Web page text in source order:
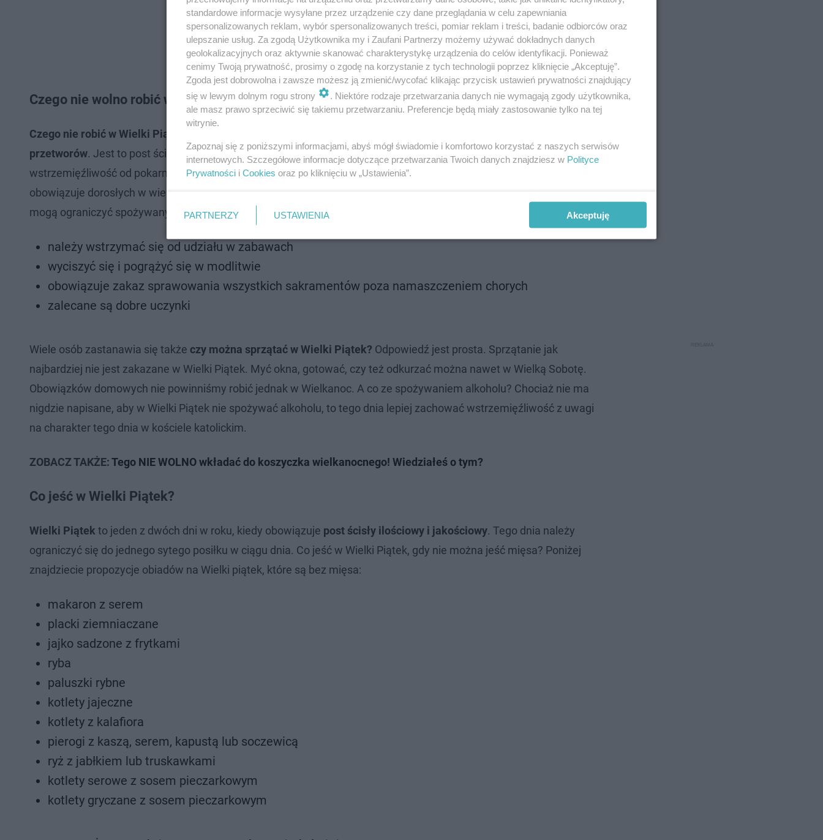
Czego nie wolno robić w Wielki Piątek?
Czego nie robić w Wielki Piątek?
przetworów. Jest to post ścisły jak i jakościowy, który dotyczy wszystkich wierzących osób. Tego dnia
wstrzemięźliwość od pokarmów mięsnych dotyczy wierzących, którzy ukończyli 14 lat, natomiast post ścisły
obowiązuje dorosłych w wieku 18-60 lat. Z postu zwolnione są jedynie osoby, które ze względów zdrowotnych nie
mogą ograniczyć spożywanych posiłków. Zgodnie z nauką kościoła katolickiego, W Wielki Piątek:
należy wstrzymać się od udziału w zabawach
wyciszyć się i pogrążyć się w modlitwie
obowiązuje zakaz sprawowania wszystkich sakramentów poza namaszczeniem chorych
zalecane są dobre uczynki
Wiele osób zastanawia się także czy można sprzątać w Wielki Piątek? Odpowiedź jest prosta. Sprzątanie jak
najbardziej nie jest zakazane w Wielki Piątek. Myć okna, gotować, czy też odkurzać można nawet w Wielką Sobotę.
Obowiązków domowych nie powinniśmy robić jednak w Wielkanoc. A co ze spożywaniem alkoholu? Chociaż nie ma
nigdzie napisane, aby w Wielki Piątek nie spożywać alkoholu, to tego dnia lepiej zachować wstrzemięźliwość z uwagi
na charakter tego dnia w kościele katolickim.
ZOBACZ TAKŻE:Tego NIE WOLNO wkładać do koszyczka wielkanocnego! Wiedziałeś o tym?
Co jeść w Wielki Piątek?
Wielki Piątek to jeden z dwóch dni w roku, kiedy obowiązuje post ścisły ilościowy i jakościowy. Tego dnia należy
ograniczyć się do jednego sytego posiłku w ciągu dnia. Co jeść w Wielki Piątek, gdy nie można jeść mięsa? Poniżej
znajdziecie propozycje obiadów na Wielki piątek, które są bez mięsa:
makaron z serem
placki ziemniaczane
jajko sadzone z frytkami
ryba
paluszki rybne
kotlety jajeczne
kotlety z kalafiora
pierogi z kaszą, serem, kapustą lub soczewicą
ryż z jabłkiem lub truskawkami
kotlety serowe z sosem pieczarkowym
kotlety gryczane z sosem pieczarkowym
standardowe informacje wysyłane przez urządzenie czy dane przeglądania w celu zapewniania
spersonalizowanych reklam, wybór spersonalizowanych treści, pomiar reklam i treści, badanie odbiorców oraz
ulepszanie usług. Za zgodą Użytkownika my i Zaufani Partnerzy możemy używać dokładnych danych
geolokalizacyjnych oraz aktywnie skanować charakterystykę urządzenia do celów identyfikacji. Ponieważ
cenimy Twoją prywatność, prosimy o zgodę na korzystanie z tych technologii poprzez kliknięcie „Akceptuję”.
Zgoda jest dobrowolna i zawsze możesz ją zmienić/wycofać klikając przycisk ustawień prywatności znajdujący
się w lewym dolnym rogu strony
. Niektóre rodzaje przetwarzania danych nie wymagają zgody użytkownika,
ale masz prawo sprzeciwić się takiemu przetwarzaniu. Preferencje będą miały zastosowanie tylko na tej
witrynie.
Zapoznaj się z poniższymi informacjami, abyś mógł świadomie i komfortowo korzystać z naszych serwisów
internetowych. Szczegółowe informacje dotyczące przetwarzania Twoich danych znajdziesz w Polityce
Prywatności i Cookies oraz po kliknięciu w „Ustawienia”.
PARTNERZY USTAWIENIA Akceptuję